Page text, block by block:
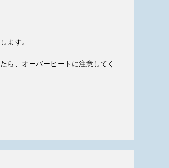
ます。
ら、オーバーヒートに注意してく